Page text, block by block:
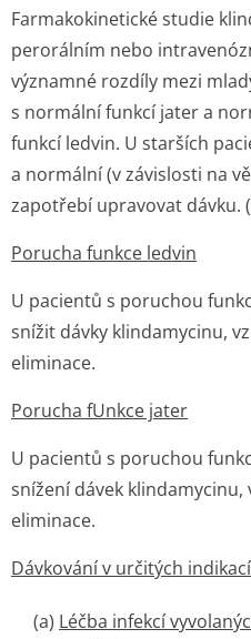
Farmakokinetické studie
perorálním nebo
významné rozdíly mezi
s normální funkcí jater a
funkcí ledvin. U starších
a normální (v závislosti na
zapotřebí upravovat dávku.
Porucha funkce ledvin
U pacientů s poruchou
snížit dávky klindamycinu,
eliminace.
Porucha fUnkce jater
U pacientů s poruchou
snížení dávek
eliminace.
Dávkování v určitých
(a) Léčba infekcí